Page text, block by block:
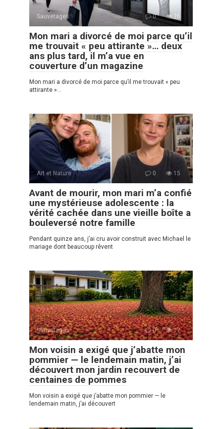
Sauvetages 0 26
Mon mari a divorcé de moi parce qu’il
me trouvait « peu attirante »… deux
ans plus tard, il m’a vue en
couverture d’un magazine
Mon mari a divorcé de moi parce qu’il me trouvait « peu
attirante »…
Art et Nature 0 15
Avant de mourir, mon mari m’a confié
une mystérieuse adolescente : la
vérité cachée dans une vieille boîte a
bouleversé notre famille
Pendant quinze ans, j’ai cru avoir construit avec Michael le
mariage dont beaucoup rêvent
Sauvetages 0 17
Mon voisin a exigé que j’abatte mon
pommier — le lendemain matin, j’ai
découvert mon jardin recouvert de
centaines de pommes
Mon voisin a exigé que j’abatte mon pommier — le
lendemain matin, j’ai découvert